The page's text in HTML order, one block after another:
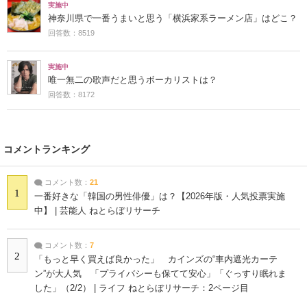
実施中
神奈川県で一番うまいと思う「横浜家系ラーメン店」はどこ？
回答数：8519
実施中
唯一無二の歌声だと思うボーカリストは？
回答数：8172
コメントランキング
1
コメント数： 21
一番好きな「韓国の男性俳優」は？【2026年版・人気投票実施
中】 | 芸能人 ねとらぼリサーチ
2
コメント数： 7
「もっと早く買えば良かった」 カインズの“車内遮光カーテ
ン”が大人気 「プライバシーも保てて安心」「ぐっすり眠れま
した」（2/2） | ライフ ねとらぼリサーチ：2ページ目